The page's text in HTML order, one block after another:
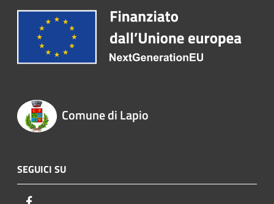
Comune di Lapio
SEGUICI SU